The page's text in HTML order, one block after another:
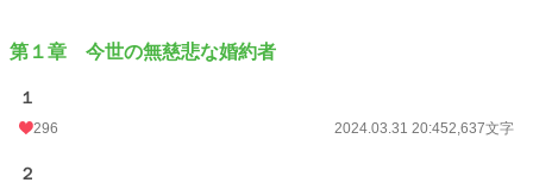
お気に入り 1,127
24h.ポイント
文字数
更新日時
第１章 今世の無慈悲な婚約者
１
296 2024.03.31 20:452,637文字
２